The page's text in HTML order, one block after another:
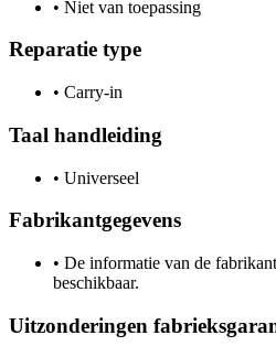
• Niet van toepassing
Reparatie type
• Carry-in
Taal handleiding
• Universeel
Fabrikantgegevens
• De informatie van de
beschikbaar.
Uitzonderingen